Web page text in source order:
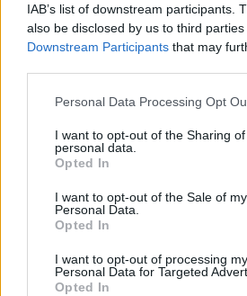
IAB’s list of downstream participants.
also be disclosed by us to third
Downstream Participants that may
Personal Data Processing Opt
I want to opt-out of the Sharing
personal data.
Opted In
I want to opt-out of the Sale of my
Personal Data.
Opted In
I want to opt-out of processing my
Personal Data for Targeted
Opted In
De valójában a rendelésen is többnyire a
támaszkodhatnak az orvosok. „A
jelentős részét a személyes orvosi
vagy kizárni. Minden esetben a
gyermeknek láza, hasfájása, fejfájása,
orvosi vizsgálattal, ahogy a gyomor-
sem feltétlenül jelentkezik ezen idő alatt.
olyanért vállal jogi felelősséget, amit
vagy sem. Az orvos feladata a gyógyítás,
betegségek megelőzése, nem pedig egy
intézmények által előírt szülők szavát
Hány napot igazolhat a szülő?